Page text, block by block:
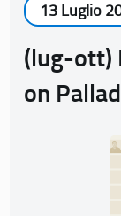
13 Luglio
(lug-ott)
on